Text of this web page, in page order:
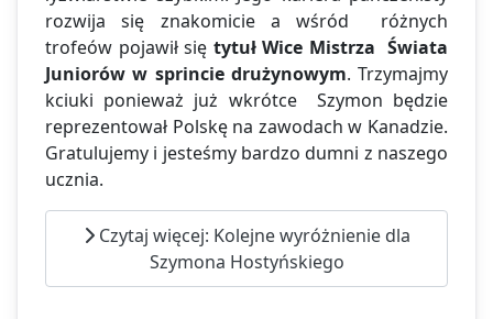
rozwija się znakomicie a wśród różnych
trofeów pojawił się tytuł Wice Mistrza Świata
Juniorów w sprincie drużynowym. Trzymajmy
kciuki ponieważ już wkrótce Szymon będzie
reprezentował Polskę na zawodach w Kanadzie.
Gratulujemy i jesteśmy bardzo dumni z naszego
ucznia.
Czytaj więcej: Kolejne wyróżnienie dla
Szymona Hostyńskiego